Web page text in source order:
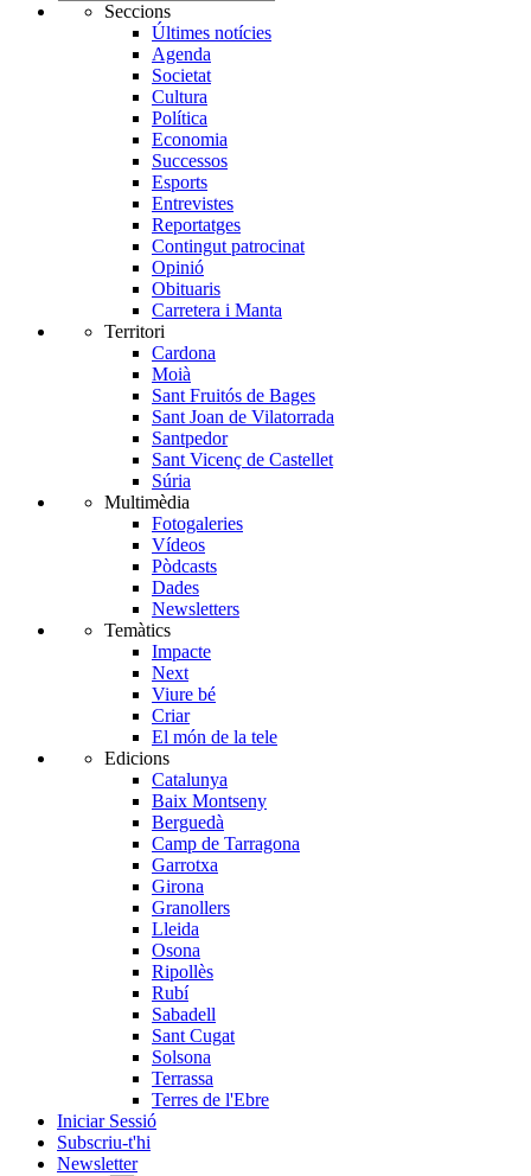
Seccions
Últimes notícies
Agenda
Societat
Cultura
Política
Economia
Successos
Esports
Entrevistes
Reportatges
Contingut patrocinat
Opinió
Obituaris
Carretera i Manta
Territori
Cardona
Moià
Sant Fruitós de Bages
Sant Joan de Vilatorrada
Santpedor
Sant Vicenç de Castellet
Súria
Multimèdia
Fotogaleries
Vídeos
Pòdcasts
Dades
Newsletters
Temàtics
Impacte
Next
Viure bé
Criar
El món de la tele
Edicions
Catalunya
Baix Montseny
Berguedà
Camp de Tarragona
Garrotxa
Girona
Granollers
Lleida
Osona
Ripollès
Rubí
Sabadell
Sant Cugat
Solsona
Terrassa
Terres de l'Ebre
Iniciar Sessió
Subscriu-t'hi
Newsletter